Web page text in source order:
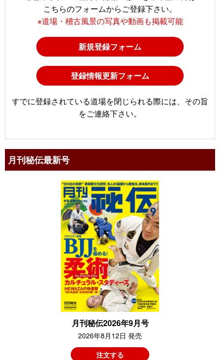
こちらのフォームからご登録下さい。
※道場・稽古風景の写真や動画も掲載可能
新規登録フォーム
登録情報更新フォーム
すでに登録されている道場を閉じられる際には、その旨
をご連絡下さい。
月刊秘伝最新号
月刊秘伝2026年9月号
2026年8月12日 発売
注文する